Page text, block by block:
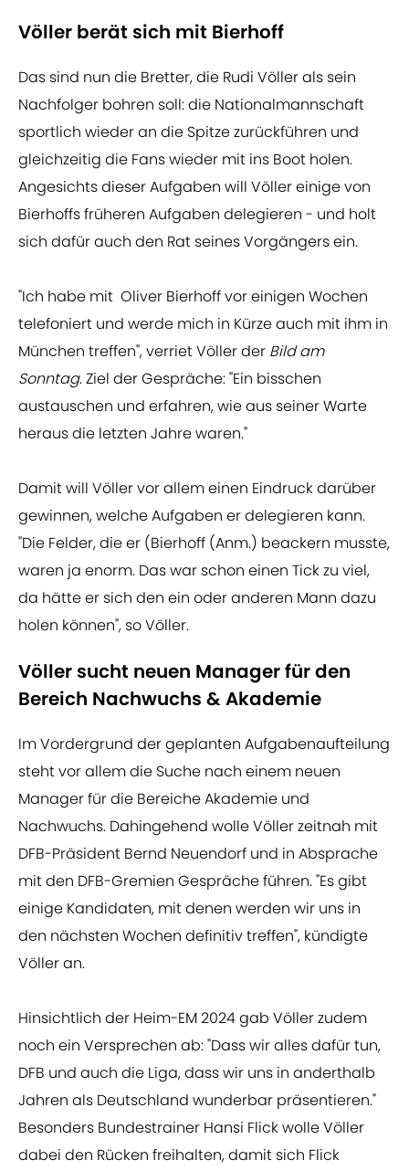
Völler berät sich mit Bierhoff
Das sind nun die Bretter, die Rudi Völler als sein
Nachfolger bohren soll: die Nationalmannschaft
sportlich wieder an die Spitze zurückführen und
gleichzeitig die Fans wieder mit ins Boot holen.
Angesichts dieser Aufgaben will Völler einige von
Bierhoffs früheren Aufgaben delegieren - und holt
sich dafür auch den Rat seines Vorgängers ein.
"Ich habe mit Oliver Bierhoff vor einigen Wochen
telefoniert und werde mich in Kürze auch mit ihm in
München treffen", verriet Völler der Bild am
Sonntag. Ziel der Gespräche: "Ein bisschen
austauschen und erfahren, wie aus seiner Warte
heraus die letzten Jahre waren."
Damit will Völler vor allem einen Eindruck darüber
gewinnen, welche Aufgaben er delegieren kann.
"Die Felder, die er (Bierhoff (Anm.) beackern musste,
waren ja enorm. Das war schon einen Tick zu viel,
da hätte er sich den ein oder anderen Mann dazu
holen können", so Völler.
Völler sucht neuen Manager für den
Bereich Nachwuchs & Akademie
Im Vordergrund der geplanten Aufgabenaufteilung
steht vor allem die Suche nach einem neuen
Manager für die Bereiche Akademie und
Nachwuchs. Dahingehend wolle Völler zeitnah mit
DFB-Präsident Bernd Neuendorf und in Absprache
mit den DFB-Gremien Gespräche führen. "Es gibt
einige Kandidaten, mit denen werden wir uns in
den nächsten Wochen definitiv treffen", kündigte
Völler an.
Hinsichtlich der Heim-EM 2024 gab Völler zudem
noch ein Versprechen ab: "Dass wir alles dafür tun,
DFB und auch die Liga, dass wir uns in anderthalb
Jahren als Deutschland wunderbar präsentieren."
Besonders Bundestrainer Hansi Flick wolle Völler
dabei den Rücken freihalten, damit sich Flick